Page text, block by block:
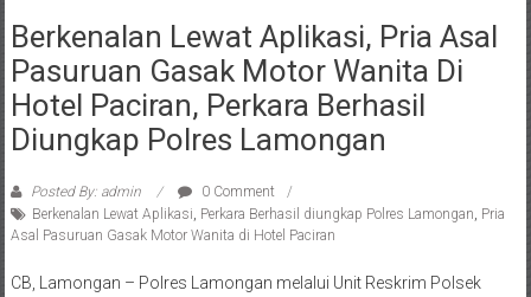
Berkenalan Lewat Aplikasi, Pria Asal
Pasuruan Gasak Motor Wanita Di
Hotel Paciran, Perkara Berhasil
Diungkap Polres Lamongan
Posted By: admin
0 Comment
Berkenalan Lewat Aplikasi, Perkara Berhasil diungkap Polres Lamongan, Pria
Asal Pasuruan Gasak Motor Wanita di Hotel Paciran
CB, Lamongan – Polres Lamongan melalui Unit Reskrim Polsek